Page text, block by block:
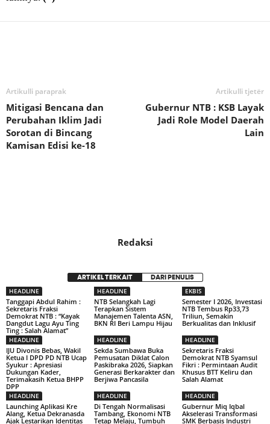
Artikulli paraprak
Mitigasi Bencana dan
Perubahan Iklim Jadi
Sorotan di Bincang
Kamisan Edisi ke-18
Artikulli tjetër
Gubernur NTB : KSB Layak
Jadi Role Model Daerah
Lain
Redaksi
ARTIKEL TERKAIT DARI PENULIS
HEADLINE
Tanggapi Abdul Rahim :
Sekretaris Fraksi
Demokrat NTB : “Kayak
Dangdut Lagu Ayu Ting
Ting : Salah Alamat”
HEADLINE
NTB Selangkah Lagi
Terapkan Sistem
Manajemen Talenta ASN,
BKN RI Beri Lampu Hijau
EKBIS
Semester I 2026, Investasi
NTB Tembus Rp33,73
Triliun, Semakin
Berkualitas dan Inklusif
HEADLINE
IJU Divonis Bebas, Wakil
Ketua I DPD PD NTB Ucap
Syukur : Apresiasi
Dukungan Kader,
Terimakasih Ketua BHPP
DPP
HEADLINE
Sekda Sumbawa Buka
Pemusatan Diklat Calon
Paskibraka 2026, Siapkan
Generasi Berkarakter dan
Berjiwa Pancasila
HEADLINE
Sekretaris Fraksi
Demokrat NTB Syamsul
Fikri : Permintaan Audit
Khusus BTT Keliru dan
Salah Alamat
HEADLINE
Launching Aplikasi Kre
Alang, Ketua Dekranasda
Ajak Lestarikan Identitas
HEADLINE
Di Tengah Normalisasi
Tambang, Ekonomi NTB
Tetap Melaju, Tumbuh
HEADLINE
Gubernur Miq Iqbal
Akselerasi Transformasi
SMK Berbasis Industri